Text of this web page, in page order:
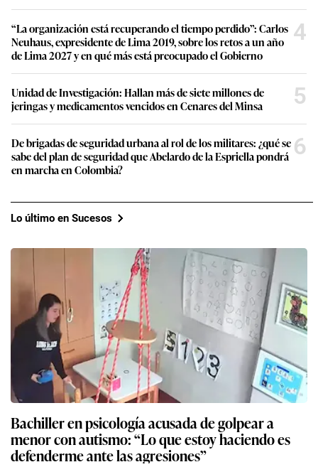
“La organización está recuperando el tiempo perdido”: Carlos
Neuhaus, expresidente de Lima 2019, sobre los retos a un año
de Lima 2027 y en qué más está preocupado el Gobierno
4
Unidad de Investigación: Hallan más de siete millones de
jeringas y medicamentos vencidos en Cenares del Minsa
5
De brigadas de seguridad urbana al rol de los militares: ¿qué se
sabe del plan de seguridad que Abelardo de la Espriella pondrá
en marcha en Colombia?
6
Lo último en Sucesos
Bachiller en psicología acusada de golpear a
menor con autismo: “Lo que estoy haciendo es
defenderme ante las agresiones”